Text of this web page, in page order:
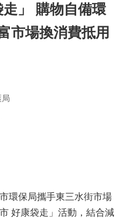
走」 購物自備環
市場換消費抵用
環保局攜手東三水街市場
好康袋走」活動，結合減